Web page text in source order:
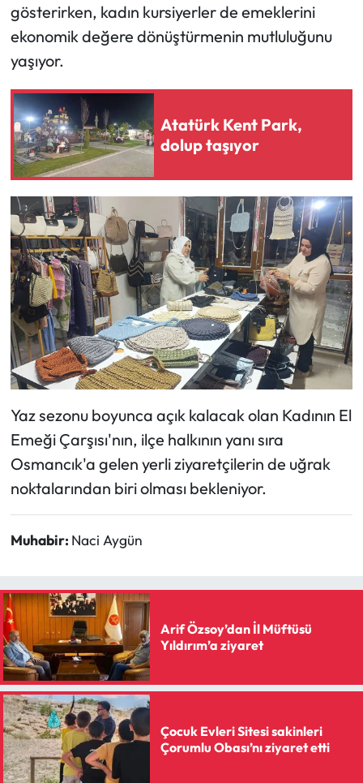
gösterirken, kadın kursiyerler de emeklerini
ekonomik değere dönüştürmenin mutluluğunu
yaşıyor.
Atatürk Kent Park,
dolup taşıyor
Yaz sezonu boyunca açık kalacak olan Kadının El
Emeği Çarşısı'nın, ilçe halkının yanı sıra
Osmancık'a gelen yerli ziyaretçilerin de uğrak
noktalarından biri olması bekleniyor.
Muhabir: Naci Aygün
Arif Özsoy’dan İl Müftüsü
Yıldırım’a ziyaret
Çocuk Evleri Sitesi sakinleri
Çorumlu Obası’nı ziyaret etti
Yerel Haberler